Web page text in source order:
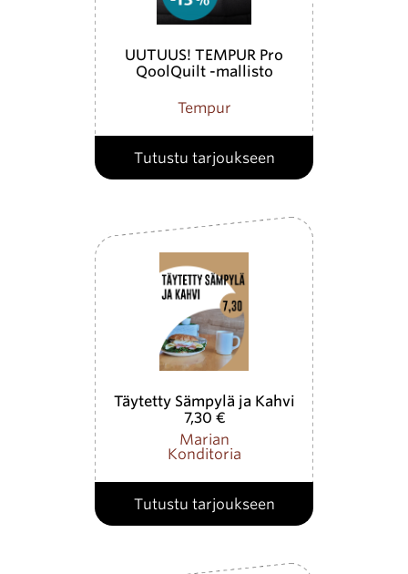
UUTUUS! TEMPUR Pro
QoolQuilt -mallisto
Tempur
Tutustu tarjoukseen
Täytetty Sämpylä ja Kahvi
7,30 €
Marian
Konditoria
Tutustu tarjoukseen